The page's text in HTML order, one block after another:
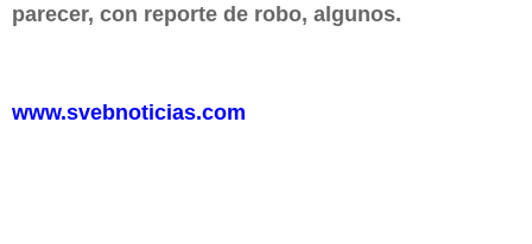
parecer, con reporte de robo, algunos.
www.svebnoticias.com